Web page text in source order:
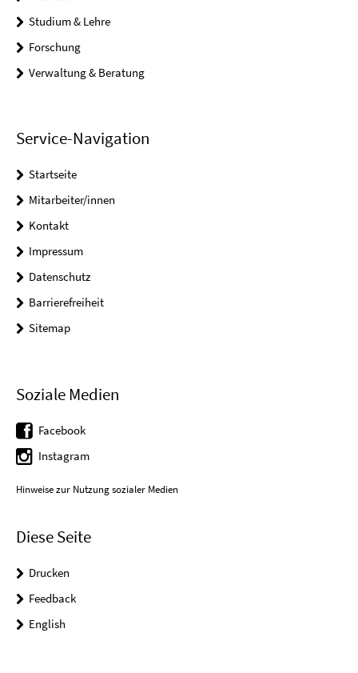
Studium & Lehre
Forschung
Verwaltung & Beratung
Service-Navigation
Startseite
Mitarbeiter/innen
Kontakt
Impressum
Datenschutz
Barrierefreiheit
Sitemap
Soziale Medien
Facebook
Instagram
Hinweise zur Nutzung sozialer Medien
Diese Seite
Drucken
Feedback
English